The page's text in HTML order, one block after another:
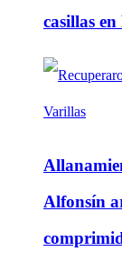
casillas
Alfonsín